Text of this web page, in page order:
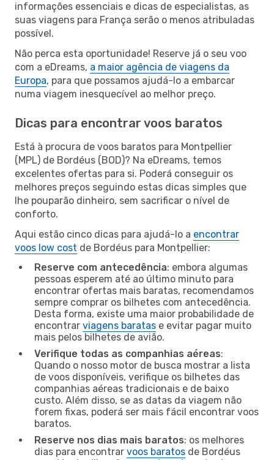
informações essenciais e dicas de especialistas, as
suas viagens para França serão o menos atribuladas
possível.
Não perca esta oportunidade! Reserve já o seu voo
com a eDreams, a maior agência de viagens da
Europa, para que possamos ajudá-lo a embarcar
numa viagem inesquecível ao melhor preço.
Dicas para encontrar voos baratos
Está à procura de voos baratos para Montpellier
(MPL) de Bordéus (BOD)? Na eDreams, temos
excelentes ofertas para si. Poderá conseguir os
melhores preços seguindo estas dicas simples que
lhe pouparão dinheiro, sem sacrificar o nível de
conforto.
Aqui estão cinco dicas para ajudá-lo a encontrar
voos low cost de Bordéus para Montpellier:
Reserve com antecedência: embora algumas
pessoas esperem até ao último minuto para
encontrar ofertas mais baratas, recomendamos
sempre comprar os bilhetes com antecedência.
Desta forma, existe uma maior probabilidade de
encontrar viagens baratas e evitar pagar muito
mais pelos bilhetes de avião.
Verifique todas as companhias aéreas:
Quando o nosso motor de busca mostrar a lista
de voos disponíveis, verifique os bilhetes das
companhias aéreas tradicionais e de baixo
custo. Além disso, se as datas da viagem não
forem fixas, poderá ser mais fácil encontrar voos
baratos.
Reserve nos dias mais baratos: os melhores
dias para encontrar voos baratos de Bordéus